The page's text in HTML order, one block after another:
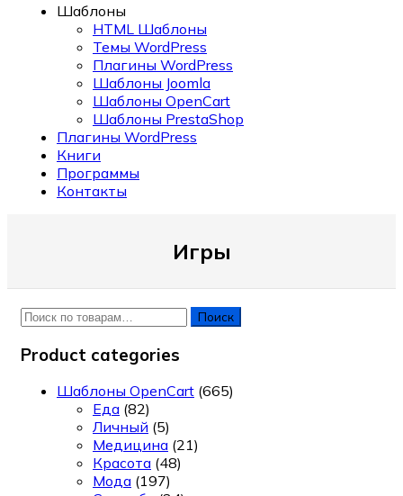
Шаблоны
HTML Шаблоны
Темы WordPress
Плагины WordPress
Шаблоны Joomla
Шаблоны OpenCart
Шаблоны PrestaShop
Плагины WordPress
Книги
Программы
Контакты
Игры
Искать: Поиск
Product categories
Шаблоны OpenCart (665)
Еда (82)
Личный (5)
Медицина (21)
Красота (48)
Мода (197)